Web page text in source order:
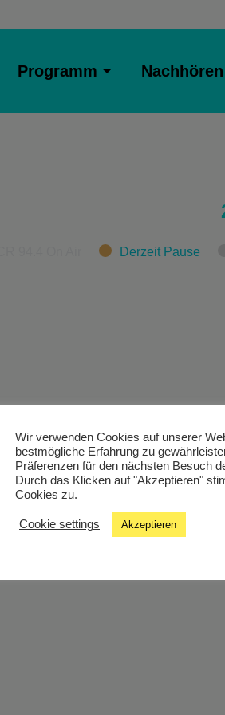
Programm Nachhören
Derzeit Pause
Wir verwenden Cookies auf unserer
bestmögliche Erfahrung zu
Präferenzen für den nächsten Besuch
Durch das Klicken auf "Akzeptieren"
Cookies zu.
Cookie settings Akzeptieren